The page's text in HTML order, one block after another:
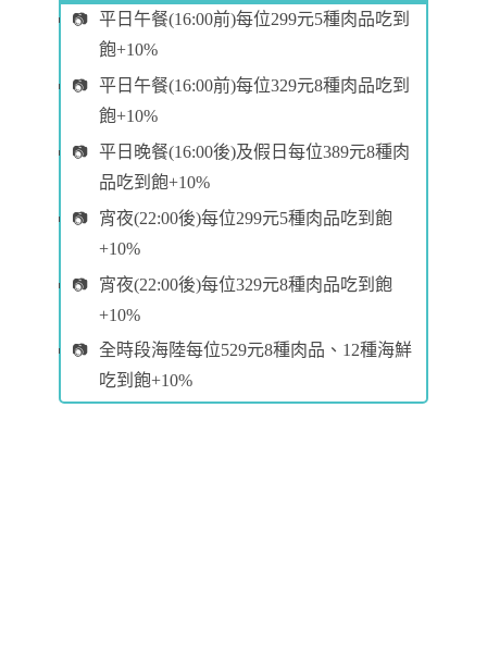
平日午餐(16:00前)每位299元5種肉品吃到
飽+10%
平日午餐(16:00前)每位329元8種肉品吃到
飽+10%
平日晚餐(16:00後)及假日每位389元8種肉
品吃到飽+10%
宵夜(22:00後)每位299元5種肉品吃到飽
+10%
宵夜(22:00後)每位329元8種肉品吃到飽
+10%
全時段海陸每位529元8種肉品、12種海鮮
吃到飽+10%